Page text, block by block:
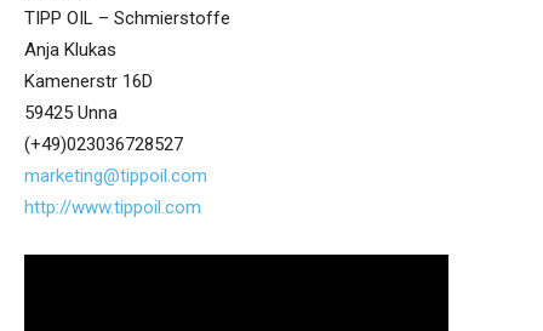
TIPP OIL – Schmierstoffe
Anja Klukas
Kamenerstr 16D
59425 Unna
(+49)023036728527
marketing@tippoil.com
http://www.tippoil.com